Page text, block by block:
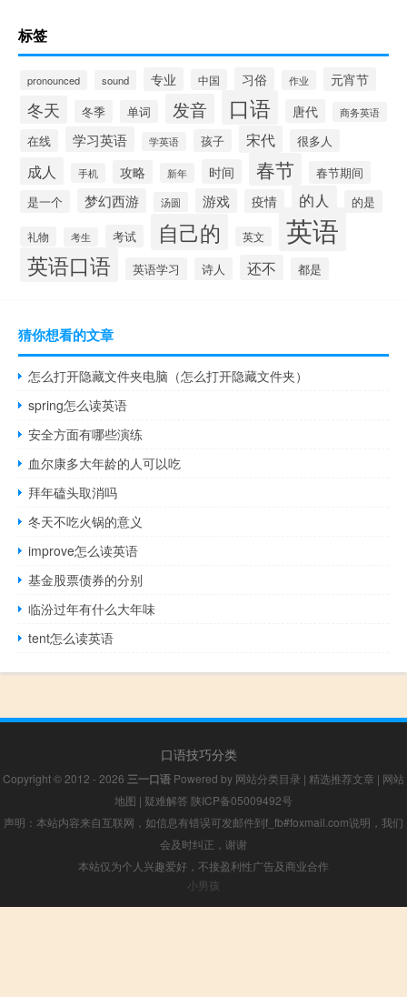
标签
pronounced sound 专业 中国 习俗 作业 元宵节
冬天 冬季 单词 发音 口语 唐代 商务英语
在线 学习英语 学英语 孩子 宋代 很多人
成人 手机 攻略 新年 时间 春节
春节期间
是一个
梦幻西游 汤圆 游戏 疫情 的人 的是
礼物 考生 考试 自己的 英文 英语
英语口语 英语学习 诗人 还不 都是
猜你想看的文章
怎么打开隐藏文件夹电脑（怎么打开隐藏文件夹）
spring怎么读英语
安全方面有哪些演练
血尔康多大年龄的人可以吃
拜年磕头取消吗
冬天不吃火锅的意义
improve怎么读英语
基金股票债券的分别
临汾过年有什么大年味
tent怎么读英语
口语技巧分类
Copyright © 2012 - 2026 三一口语 Powered by 网站分类目录 | 精选推荐文章 | 网站
地图 | 疑难解答 陕ICP备05009492号
声明：本站内容来自互联网，如信息有错误可发邮件到f_fb#foxmail.com说明，我们
会及时纠正，谢谢
本站仅为个人兴趣爱好，不接盈利性广告及商业合作
小男孩